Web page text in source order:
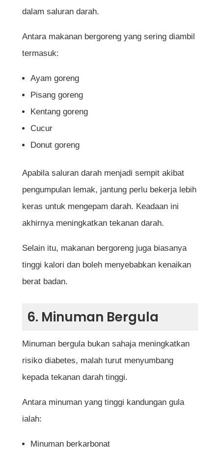
dalam saluran darah.
Antara makanan bergoreng yang sering diambil
termasuk:
Ayam goreng
Pisang goreng
Kentang goreng
Cucur
Donut goreng
Apabila saluran darah menjadi sempit akibat
pengumpulan lemak, jantung perlu bekerja lebih
keras untuk mengepam darah. Keadaan ini
akhirnya meningkatkan tekanan darah.
Selain itu, makanan bergoreng juga biasanya
tinggi kalori dan boleh menyebabkan kenaikan
berat badan.
6. Minuman Bergula
Minuman bergula bukan sahaja meningkatkan
risiko diabetes, malah turut menyumbang
kepada tekanan darah tinggi.
Antara minuman yang tinggi kandungan gula
ialah:
Minuman berkarbonat